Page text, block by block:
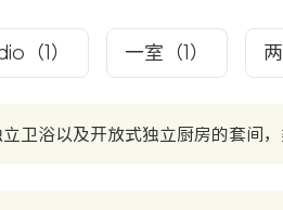
（1） 一室（1）
卫浴以及开放式独立厨房的套间